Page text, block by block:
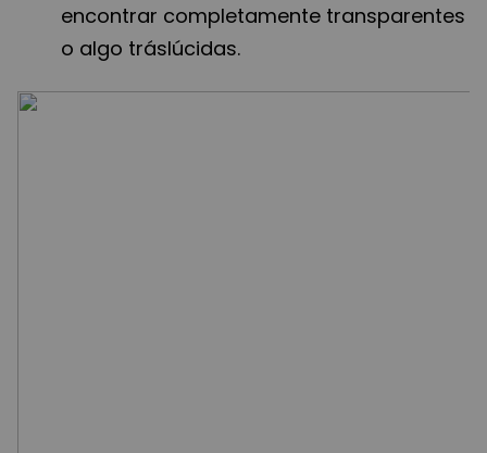
encontrar completamente transparentes
o algo tráslúcidas.